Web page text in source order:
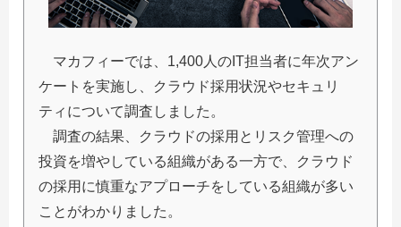
マカフィーでは、1,400人のIT担当者に年次アン
ケートを実施し、クラウド採用状況やセキュリ
ティについて調査しました。
調査の結果、クラウドの採用とリスク管理への
投資を増やしている組織がある一方で、クラウド
の採用に慎重なアプローチをしている組織が多い
ことがわかりました。